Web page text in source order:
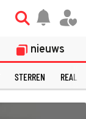
nieuws
STERREN
©